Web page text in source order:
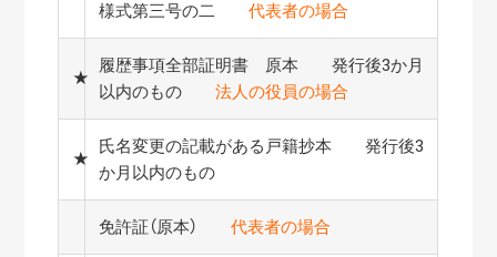
様式第三号の二代表者の場合
★
履歴事項全部証明書 原本 発行後3か月
以内のもの法人の役員の場合
★
氏名変更の記載がある戸籍抄本 発行後3
か月以内のもの
免許証（原本）代表者の場合